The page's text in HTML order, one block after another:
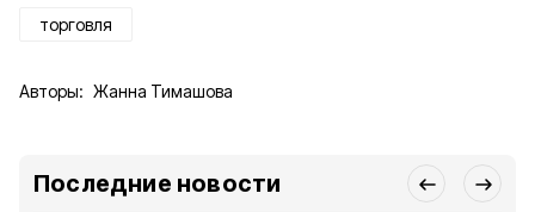
торговля
Авторы: Жанна Тимашова
Последние новости